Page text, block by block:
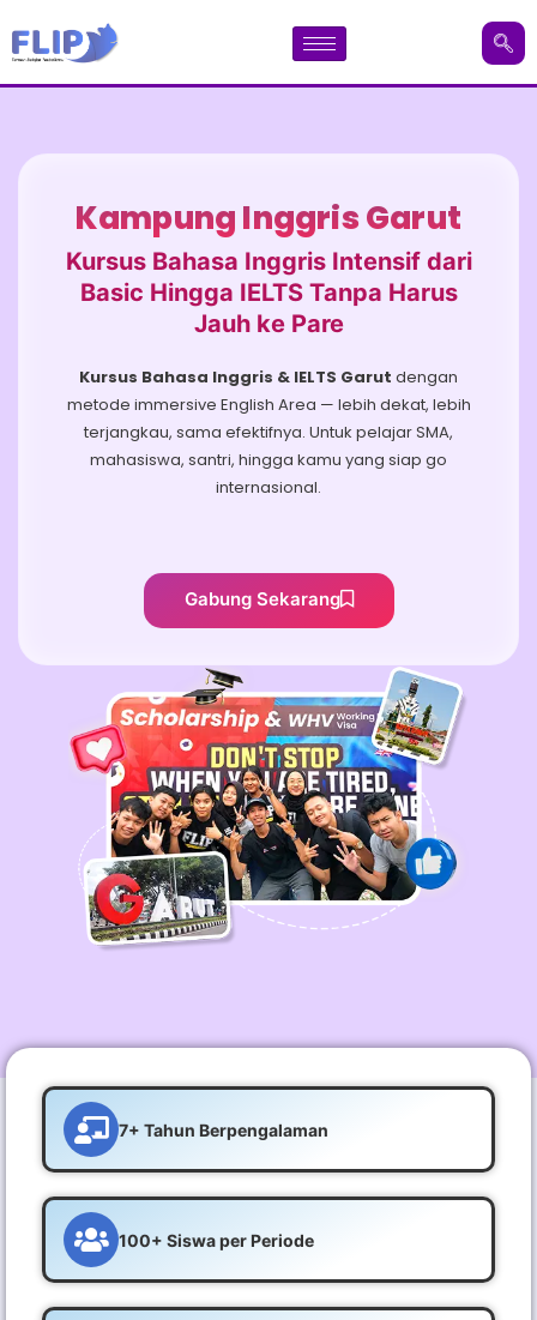
Kampung Inggris Garut
Kursus Bahasa Inggris Intensif dari
Basic Hingga IELTS Tanpa Harus
Jauh ke Pare
Kursus Bahasa Inggris & IELTS Garut dengan
metode immersive English Area — lebih dekat, lebih
terjangkau, sama efektifnya. Untuk pelajar SMA,
mahasiswa, santri, hingga kamu yang siap go
internasional.
Gabung Sekarang
7+ Tahun Berpengalaman
100+ Siswa per Periode